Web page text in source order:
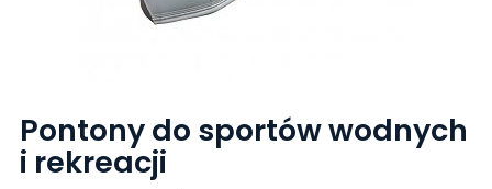
Pontony do sportów wodnych
i rekreacji